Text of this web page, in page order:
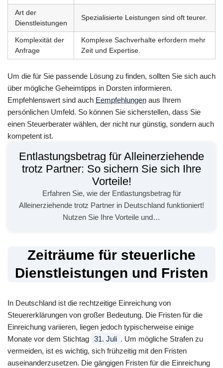
Art der
Dienstleistungen
Spezialisierte Leistungen sind oft teurer.
Komplexität der
Anfrage
Komplexe Sachverhalte erfordern mehr
Zeit und Expertise.
Um die für Sie passende Lösung zu finden, sollten Sie sich auch
über mögliche Geheimtipps in Dorsten informieren.
Empfehlenswert sind auch Eempfehlungen aus Ihrem
persönlichen Umfeld. So können Sie sicherstellen, dass Sie
einen Steuerberater wählen, der nicht nur günstig, sondern auch
kompetent ist.
Entlastungsbetrag für Alleinerziehende
trotz Partner: So sichern Sie sich Ihre
Vorteile!
Erfahren Sie, wie der Entlastungsbetrag für
Alleinerziehende trotz Partner in Deutschland funktioniert!
Nutzen Sie Ihre Vorteile und…
Zeiträume für steuerliche
Dienstleistungen und Fristen
In Deutschland ist die rechtzeitige Einreichung von
Steuererklärungen von großer Bedeutung. Die Fristen für die
Einreichung variieren, liegen jedoch typischerweise einige
Monate vor dem Stichtag
31. Juli . Um mögliche Strafen zu
vermeiden, ist es wichtig, sich frühzeitig mit den Fristen
auseinanderzusetzen. Die gängigen Fristen für die Einreichung